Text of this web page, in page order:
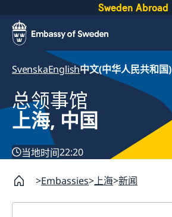
Sweden Abroad
SvenskaEnglish中文(中华人民共和国)
总领事馆
上海, 中国
当地时间22:20
Embassies 上海 新闻